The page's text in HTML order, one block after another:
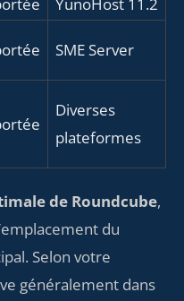
YunoHost 11.2
SME Server
Diverses
plateformes
de Roundcube,
du
Selon votre
généralement dans